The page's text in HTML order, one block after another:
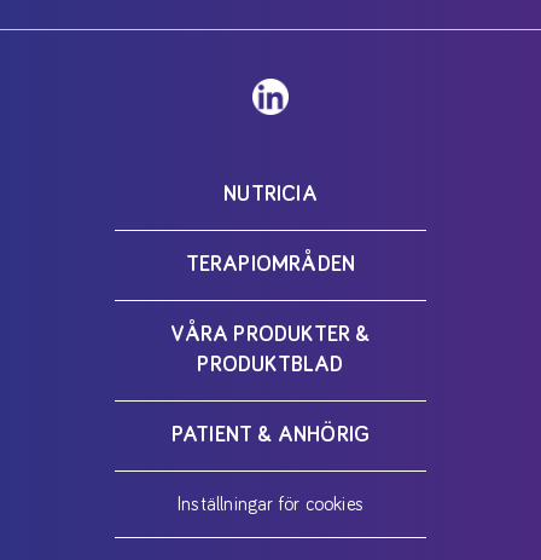
NUTRICIA
TERAPIOMRÅDEN
VÅRA PRODUKTER &
PRODUKTBLAD
PATIENT & ANHÖRIG
Inställningar för cookies